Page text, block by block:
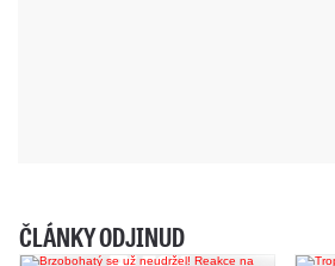
ČLÁNKY ODJINUD